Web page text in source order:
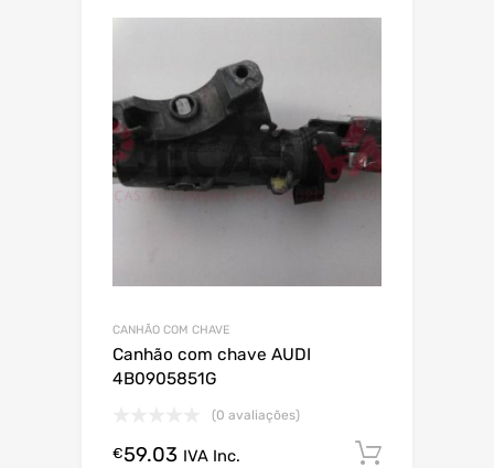
CANHÃO COM CHAVE
Canhão com chave AUDI
4B0905851G
(0 avaliações)
€59.03 IVA Inc.